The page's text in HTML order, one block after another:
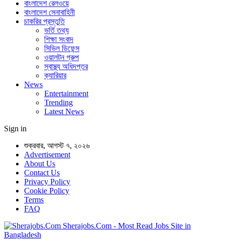
বাংলাদেশ রেলওয়ে
বাংলাদেশ সেনাবাহিনী
চাকরির প্রস্তুতি
ভর্তি তথ্য
শিক্ষা সংবাদ
সিভিল ডিফেন্স
ওয়ালটন গ্রুপ
স্বাস্থ্য অধিদপ্তর
ক্যারিয়ার
News
Entertainment
Trending
Latest News
Sign in
শুক্রবার, আগস্ট ৭, ২০২৬
Advertisement
About Us
Contact Us
Privacy Policy
Cookie Policy
Terms
FAQ
Sherajobs.Com - Most Read Jobs Site in
Bangladesh